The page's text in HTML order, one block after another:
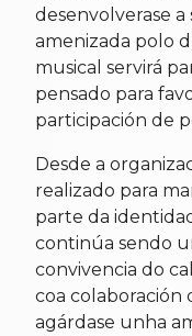
desenvolverase
amenizada polo
musical servirá
pensado para
participación de
Desde a
realizado para
parte da
continúa sendo
convivencia do
coa colaboración
agárdase unha